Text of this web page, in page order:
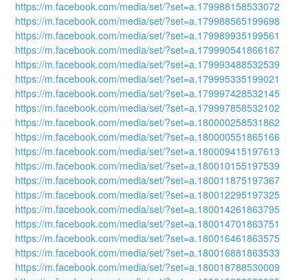
https://m.facebook.com/media/set/?set=a.179988158533072
https://m.facebook.com/media/set/?set=a.179988565199698
https://m.facebook.com/media/set/?set=a.179989935199561
https://m.facebook.com/media/set/?set=a.179990541866167
https://m.facebook.com/media/set/?set=a.179993488532539
https://m.facebook.com/media/set/?set=a.179995335199021
https://m.facebook.com/media/set/?set=a.179997428532145
https://m.facebook.com/media/set/?set=a.179997858532102
https://m.facebook.com/media/set/?set=a.180000258531862
https://m.facebook.com/media/set/?set=a.180000551865166
https://m.facebook.com/media/set/?set=a.180009415197613
https://m.facebook.com/media/set/?set=a.180010155197539
https://m.facebook.com/media/set/?set=a.180011875197367
https://m.facebook.com/media/set/?set=a.180012295197325
https://m.facebook.com/media/set/?set=a.180014261863795
https://m.facebook.com/media/set/?set=a.180014701863751
https://m.facebook.com/media/set/?set=a.180016461863575
https://m.facebook.com/media/set/?set=a.180016881863533
https://m.facebook.com/media/set/?set=a.180018788530009